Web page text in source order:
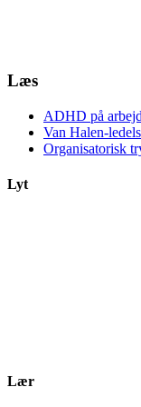
Læs
ADHD på
Van Halen-
Organisatorisk
Lyt
Lær